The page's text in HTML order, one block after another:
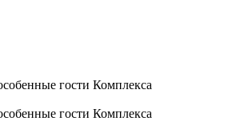
гости Комплекса
гости Комплекса